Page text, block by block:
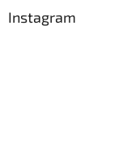
Instagram